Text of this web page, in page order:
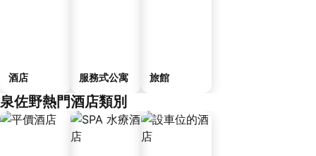
酒店 服務式公寓 旅館
泉佐野熱門酒店類別